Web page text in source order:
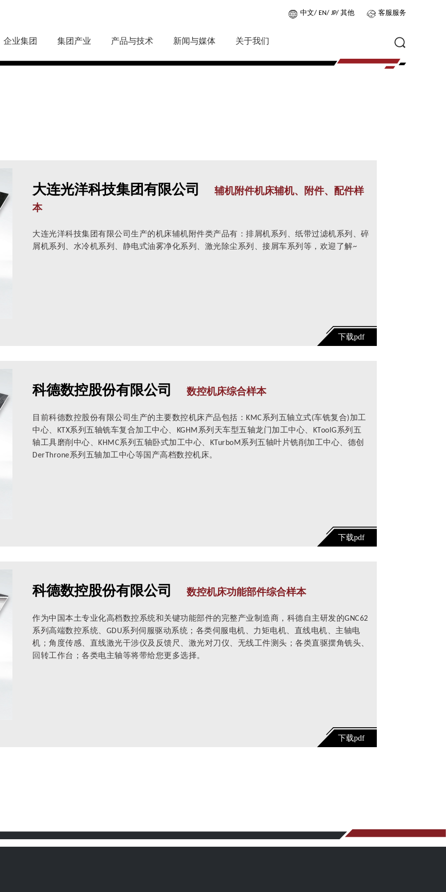
中文 EN JP 其他 客服服务
企业集团 集团产业 产品与技术 新闻与媒体 关于我们
关闭
大连光洋科技集团有限公司
辅机附件机床辅机、附件、配件样
本
大连光洋科技集团有限公司生产的机床辅机附件类产品有：排屑机系列、纸带过滤机系列、碎
屑机系列、水冷机系列、静电式油雾净化系列、激光除尘系列、接屑车系列等，欢迎了解~
科德数控股份有限公司 数控机床综合样本
目前科德数控股份有限公司生产的主要数控机床产品包括：KMC系列五轴立式(车铣复合)加工
中心、KTX系列五轴铣车复合加工中心、KGHM系列天车型五轴龙门加工中心、KToolG系列五
轴工具磨削中心、KHMC系列五轴卧式加工中心、KTurboM系列五轴叶片铣削加工中心、德创
DerThrone系列五轴加工中心等国产高档数控机床。
科德数控股份有限公司 数控机床功能部件综合样本
作为中国本土专业化高档数控系统和关键功能部件的完整产业制造商，科德自主研发的GNC62
系列高端数控系统、GDU系列伺服驱动系统；各类伺服电机、力矩电机、直线电机、主轴电
机；角度传感、直线激光干涉仪及反馈尺、激光对刀仪、无线工件测头；各类直驱摆角铣头、
回转工作台；各类电主轴等将带给您更多选择。